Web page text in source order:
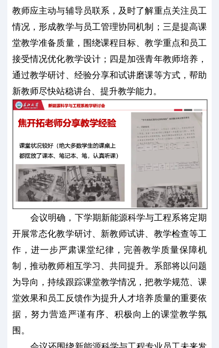
教师应主动与辅导员联系，及时了解重点关注员工
情况，形成教学与员工管理协同机制；三是提高课
堂教学准备质量，围绕课程目标、教学重点和员工
接受情况优化教学设计；四是加强青年教师培养，
通过教学研讨、经验分享和试讲磨课等方式，帮助
新教师尽快站稳讲台、提升教学能力。
会议明确，下学期新能源科学与工程系将定期
开展常态化教学研讨、新教师试讲、教学检查等工
作，进一步严肃课堂纪律，完善教学质量保障机
制，推动教师相互学习、共同提升。系部将以问题
为导向，持续跟踪课堂教学情况，把教学规范、课
堂效果和员工反馈作为提升人才培养质量的重要依
据，努力营造严谨有序、积极向上的课堂教学氛
围。